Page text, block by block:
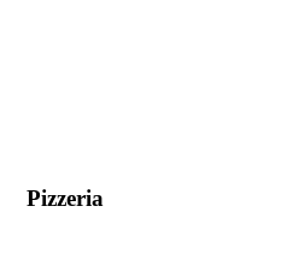
Pizzeria